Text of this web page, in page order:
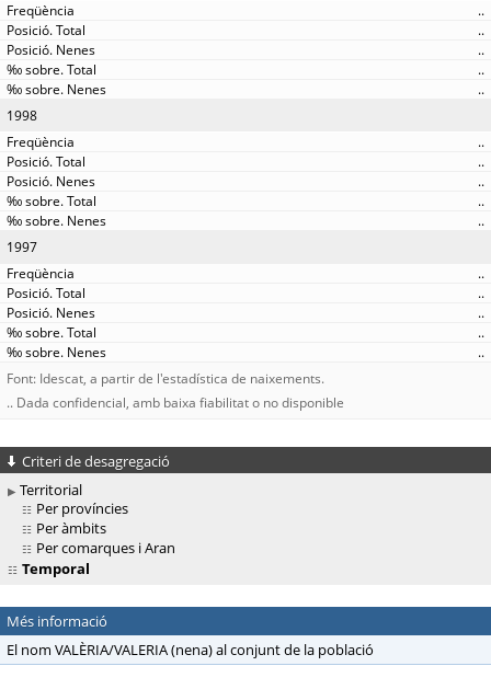
..
..
..
..
..
1998
..
..
..
..
..
1997
..
..
..
..
..
Font: Idescat, a partir de l'estadística de naixements.
.. Dada confidencial, amb baixa fiabilitat o no disponible
Criteri de desagregació
Territorial
Per províncies
Per àmbits
Per comarques i Aran
Temporal
Més informació
El nom VALÈRIA/VALERIA (nena) al conjunt de la població